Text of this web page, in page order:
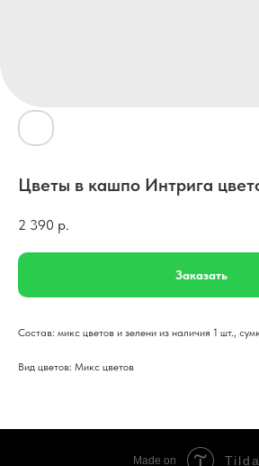
Цветы в кашпо Интрига
2 390 р.
Заказать
Состав: микс цветов и зелени из наличия 1 шт.,
Вид цветов: Микс цветов
Made on Tilda